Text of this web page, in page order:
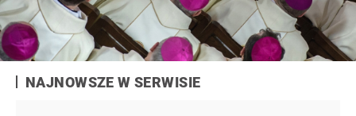
NAJNOWSZE W SERWISIE